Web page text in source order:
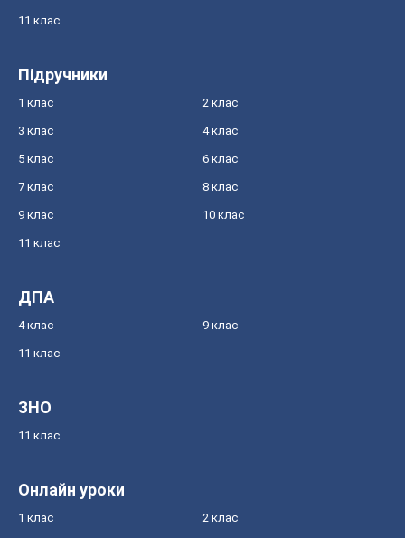
11 клас
Підручники
1 клас 2 клас
3 клас 4 клас
5 клас 6 клас
7 клас 8 клас
9 клас 10 клас
11 клас
ДПА
4 клас 9 клас
11 клас
ЗНО
11 клас
Онлайн уроки
1 клас 2 клас